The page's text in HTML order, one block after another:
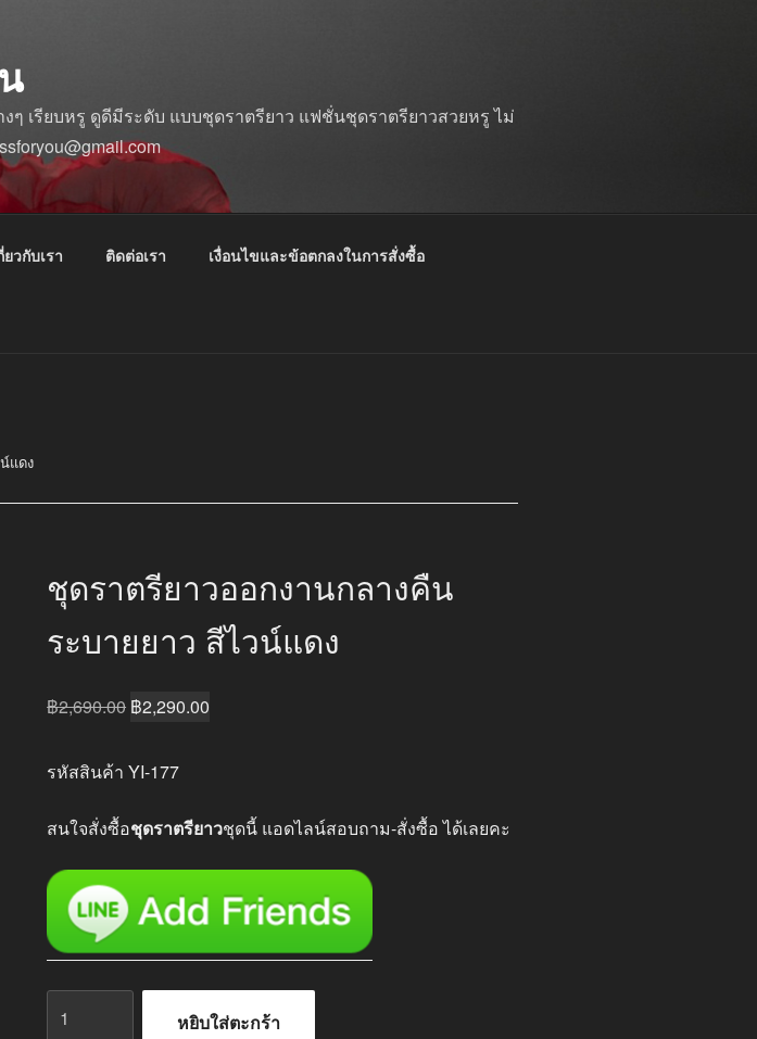
เรียบหรู ดูดีมีระดับ แบบชุดราตรียาว แฟชั่นชุดราตรียาวสวยหรู ไม่
ยวกับเรา ติดต่อเรา เงื่อนไขและข้อตกลงในการสั่งซื้อ
แดง
ชุดราตรียาวออกงานกลางคืน
ระบายยาว สีไวน์แดง
฿2,690.00 Original
was:
฿2,290.00
รหัสสินค้า YI-177
สนใจสั่งซื้อชุดราตรียาวชุดนี้ แอดไลน์สอบถาม-สั่งซื้อ ได้เลยคะ
ชุด
หยิบใส่ตะกร้า